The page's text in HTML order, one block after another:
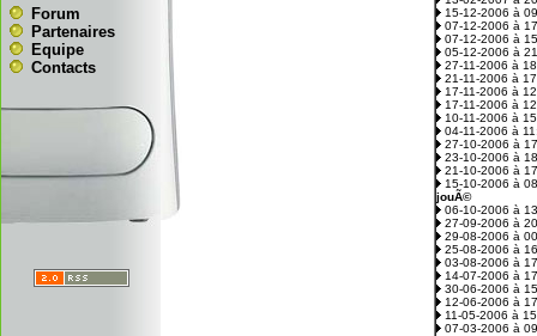
Forum
Partenaires
Equipe
Contacts
15-12-2006 à
07-12-2006 à
07-12-2006 à
05-12-2006 à
27-11-2006 à
21-11-2006 à
17-11-2006 à
17-11-2006 à
10-11-2006 à
04-11-2006 à
27-10-2006 à
23-10-2006 à
21-10-2006 à
15-10-2006 à
jouÃ©
06-10-2006 à
27-09-2006 à
29-08-2006 à
25-08-2006 à
03-08-2006 à
14-07-2006 à
30-06-2006 à
12-06-2006 à
11-05-2006 à
07-03-2006 à